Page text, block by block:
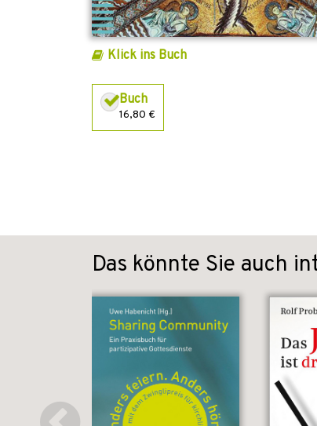
Klick ins Buch
Buch
16,80 €
Das könnte Sie auch